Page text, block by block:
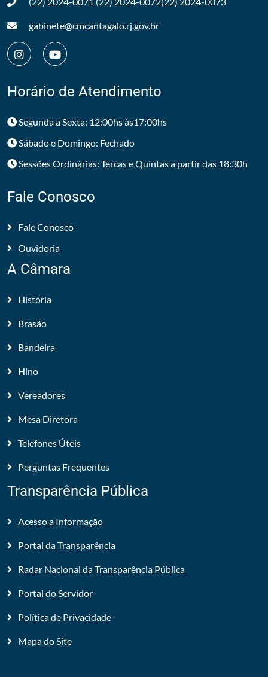
gabinete@cmcantagalo.rj.gov.br
Horário de Atendimento
Segunda a Sexta: 12:00hs às17:00hs
Sábado e Domingo: Fechado
Sessões Ordinárias: Tercas e Quintas a partir das 18:30h
Fale Conosco
Fale Conosco
Ouvidoria
A Câmara
História
Brasão
Bandeira
Hino
Vereadores
Mesa Diretora
Telefones Úteis
Perguntas Frequentes
Transparência Pública
Acesso a Informação
Portal da Transparência
Radar Nacional da Transparência Pública
Portal do Servidor
Política de Privacidade
Mapa do Site